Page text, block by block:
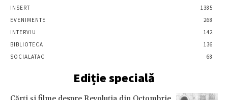
INSERT
1385
EVENIMENTE
268
INTERVIU
142
BIBLIOTECA
136
SOCIALATAC
68
Ediție specială